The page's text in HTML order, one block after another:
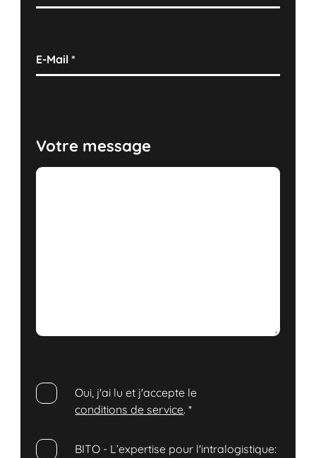
E-Mail*
Votre message
Oui, j'ai lu et j'accepte le
conditions de service.*
BITO - L’expertise pour l'intralogistique: